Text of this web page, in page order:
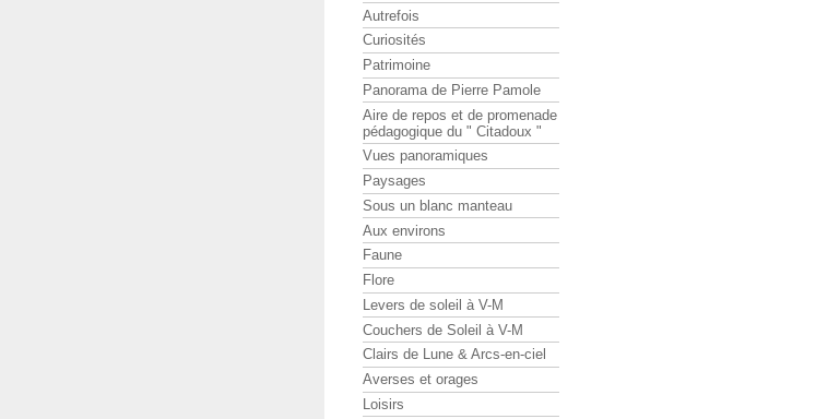
Autrefois
Curiosités
Patrimoine
Panorama de Pierre Pamole
Aire de repos et de promenade
pédagogique du " Citadoux "
Vues panoramiques
Paysages
Sous un blanc manteau
Aux environs
Faune
Flore
Levers de soleil à V-M
Couchers de Soleil à V-M
Clairs de Lune & Arcs-en-ciel
Averses et orages
Loisirs